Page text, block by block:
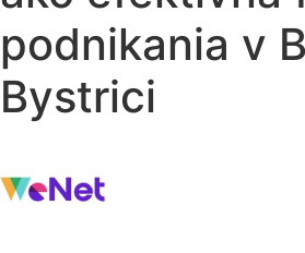
podnikania v
Bystrici